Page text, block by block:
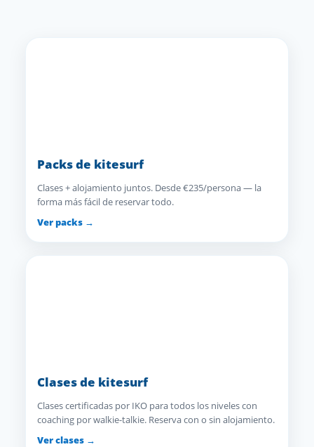
Packs de kitesurf
Clases + alojamiento juntos. Desde €235/persona — la
forma más fácil de reservar todo.
Ver packs →
Clases de kitesurf
Clases certificadas por IKO para todos los niveles con
coaching por walkie-talkie. Reserva con o sin alojamiento.
Ver clases →